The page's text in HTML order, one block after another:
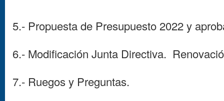
5.- Propuesta de Presupuesto 2022 y
6.- Modificación Junta Directiva.
7.- Ruegos y Preguntas.